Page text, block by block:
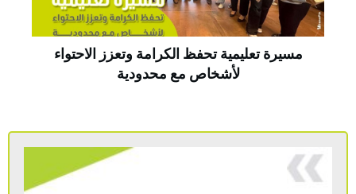
مسيرة تعليمية تحفظ الكرامة وتعزز الاحتواء
لأشخاص مع محدودية